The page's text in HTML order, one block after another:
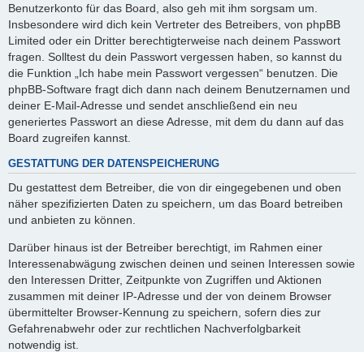
Benutzerkonto für das Board, also geh mit ihm sorgsam um.
Insbesondere wird dich kein Vertreter des Betreibers, von phpBB
Limited oder ein Dritter berechtigterweise nach deinem Passwort
fragen. Solltest du dein Passwort vergessen haben, so kannst du
die Funktion „Ich habe mein Passwort vergessen“ benutzen. Die
phpBB-Software fragt dich dann nach deinem Benutzernamen und
deiner E-Mail-Adresse und sendet anschließend ein neu
generiertes Passwort an diese Adresse, mit dem du dann auf das
Board zugreifen kannst.
GESTATTUNG DER DATENSPEICHERUNG
Du gestattest dem Betreiber, die von dir eingegebenen und oben
näher spezifizierten Daten zu speichern, um das Board betreiben
und anbieten zu können.
Darüber hinaus ist der Betreiber berechtigt, im Rahmen einer
Interessenabwägung zwischen deinen und seinen Interessen sowie
den Interessen Dritter, Zeitpunkte von Zugriffen und Aktionen
zusammen mit deiner IP-Adresse und der von deinem Browser
übermittelter Browser-Kennung zu speichern, sofern dies zur
Gefahrenabwehr oder zur rechtlichen Nachverfolgbarkeit
notwendig ist.